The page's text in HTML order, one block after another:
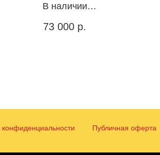
В наличии
73 000 р.
конфиденциальности Публичная оферта